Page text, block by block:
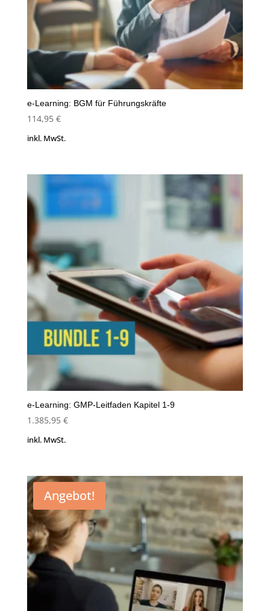
e-Learning: BGM für Führungskräfte
114,95 €
inkl. MwSt.
e-Learning: GMP-Leitfaden Kapitel 1-9
1.385,95 €
inkl. MwSt.
Angebot!